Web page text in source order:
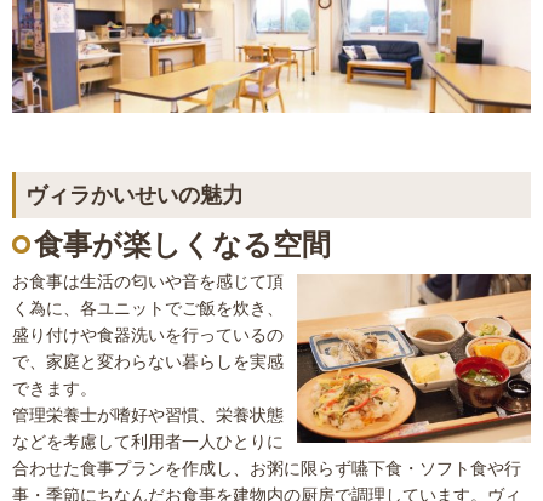
ヴィラかいせいの魅力
食事が楽しくなる空間
お食事は生活の匂いや音を感じて頂
く為に、各ユニットでご飯を炊き、
盛り付けや食器洗いを行っているの
で、家庭と変わらない暮らしを実感
できます。
管理栄養士が嗜好や習慣、栄養状態
などを考慮して利用者一人ひとりに
合わせた食事プランを作成し、お粥に限らず嚥下食・ソフト食や行
事・季節にちなんだお食事を建物内の厨房で調理しています。ヴィ